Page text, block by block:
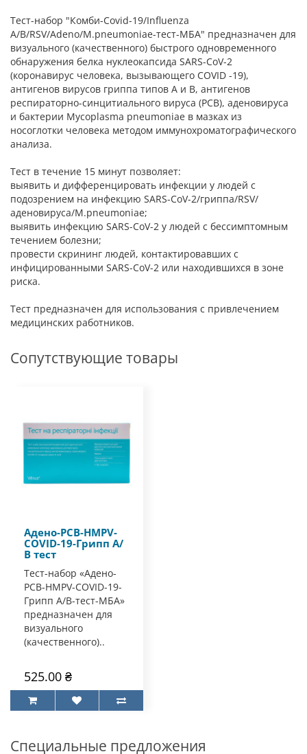
Тест-набор "Комби-Covid-19/Influenza
A/B/RSV/Adeno/M.pneumoniae-тест-МБА" предназначен для
визуального (качественного) быстрого одновременного
обнаружения белка нуклеокапсида SARS-CoV-2
(коронавирус человека, вызывающего COVID -19),
антигенов вирусов гриппа типов А и В, антигенов
респираторно-синцитиального вируса (РСВ), аденовируса
и бактерии Mycoplasma pneumoniae в мазках из
носоглотки человека методом иммунохроматографического
анализа.
Тест в течение 15 минут позволяет:
выявить и дифференцировать инфекции у людей с
подозрением на инфекцию SARS-CoV-2/гриппа/RSV/
аденовируса/M.pneumoniae;
выявить инфекцию SARS-CoV-2 у людей с бессимптомным
течением болезни;
провести скрининг людей, контактировавших с
инфицированными SARS-CoV-2 или находившихся в зоне
риска.
Тест предназначен для использования с привлечением
медицинских работников.
Сопутствующие товары
Адено-РСВ-HMPV-
COVID-19-Грипп А/
В тест
Тест-набор «Адено-
РСВ-HMPV-COVID-19-
Грипп А/В-тест-МБА»
предназначен для
визуального
(качественного)..
525.00 ₴
Специальные предложения